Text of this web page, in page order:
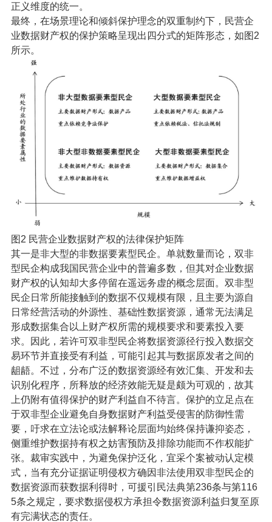
正义维度的统一。
最终，在场景理论和倾斜保护理念的双重制约下，民营企
业数据财产权的保护策略呈现出四分式的矩阵形态，如图2
所示。
图2 民营企业数据财产权的法律保护矩阵
其一是非大型的非数据要素型民企。单就数量而论，双非
型民企构成我国民营企业中的普遍多数，但其对企业数据
财产权的认知却大多停留在遥远务虚的概念层面。双非型
民企日常所能接触到的数据不仅规模有限，且主要为源自
日常经营活动的外源性、基础性数据资源，通常无法满足
形成数据集合以上财产权所需的规模要求和要素投入要
求。因此，若许可双非型民企将数据资源径行投入数据交
易环节并直接受有利益，可能引起其与数据原发者之间的
龃龉。不过，分布广泛的数据资源经有效汇集、开发和去
识别化程序，所释放的经济效能无疑是颇为可观的，故其
上仍附有值得保护的财产利益自不待言。保护的立足点在
于双非型企业避免自身数据财产利益受侵害的防御性需
要，吁求在立法论或法解释论层面均始终保持谦抑姿态，
侧重维护数据持有权之妨害预防及排除功能而不作权能扩
张。裁审实践中，为避免保护泛化，宜采个案被动认定模
式，当有充分证据证明侵权方确因非法使用双非型民企的
数据资源而获数据利得时，可援引民法典第236条与第116
5条之规定，要求数据侵权方承担令数据资源利益归复至原
有完满状态的责任。